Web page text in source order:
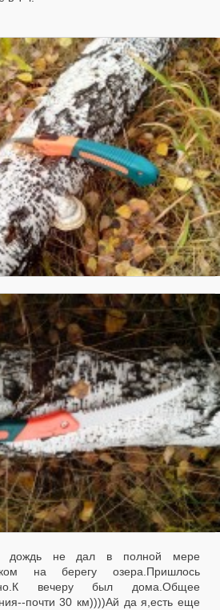
дождь не дал в полной мере
на берегу озера.Пришлось
вечеру был дома.Общее
почти 30 км))))Ай да я,есть еще